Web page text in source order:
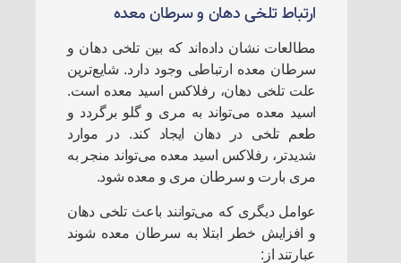
ارتباط تلخی دهان و سرطان معده
مطالعات نشان داده‌اند که بین تلخی دهان و
سرطان معده ارتباطی وجود دارد. شایع‌ترین
علت تلخی دهان، رفلاکس اسید معده است.
اسید معده می‌تواند به مری و گلو برگردد و
طعم تلخی در دهان ایجاد کند. در موارد
شدیدتر، رفلاکس اسید معده می‌تواند منجر به
مری بارت و سرطان مری و معده شود.
عوامل دیگری که می‌توانند باعث تلخی دهان
و افزایش خطر ابتلا به سرطان معده شوند
عبارتند از: